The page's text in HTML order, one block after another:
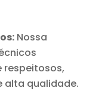
Nossa
respeitosos,
alta qualidade.